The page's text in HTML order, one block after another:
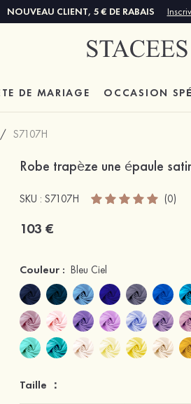
NOUVEAU CLIENT, 5 € DE RABAIS
DE MARIAGE OCCASION
/ S7107H
Robe trapèze une épaule
SKU : S7107H (0)
103 €
Couleur : Bleu Ciel
Taille ：